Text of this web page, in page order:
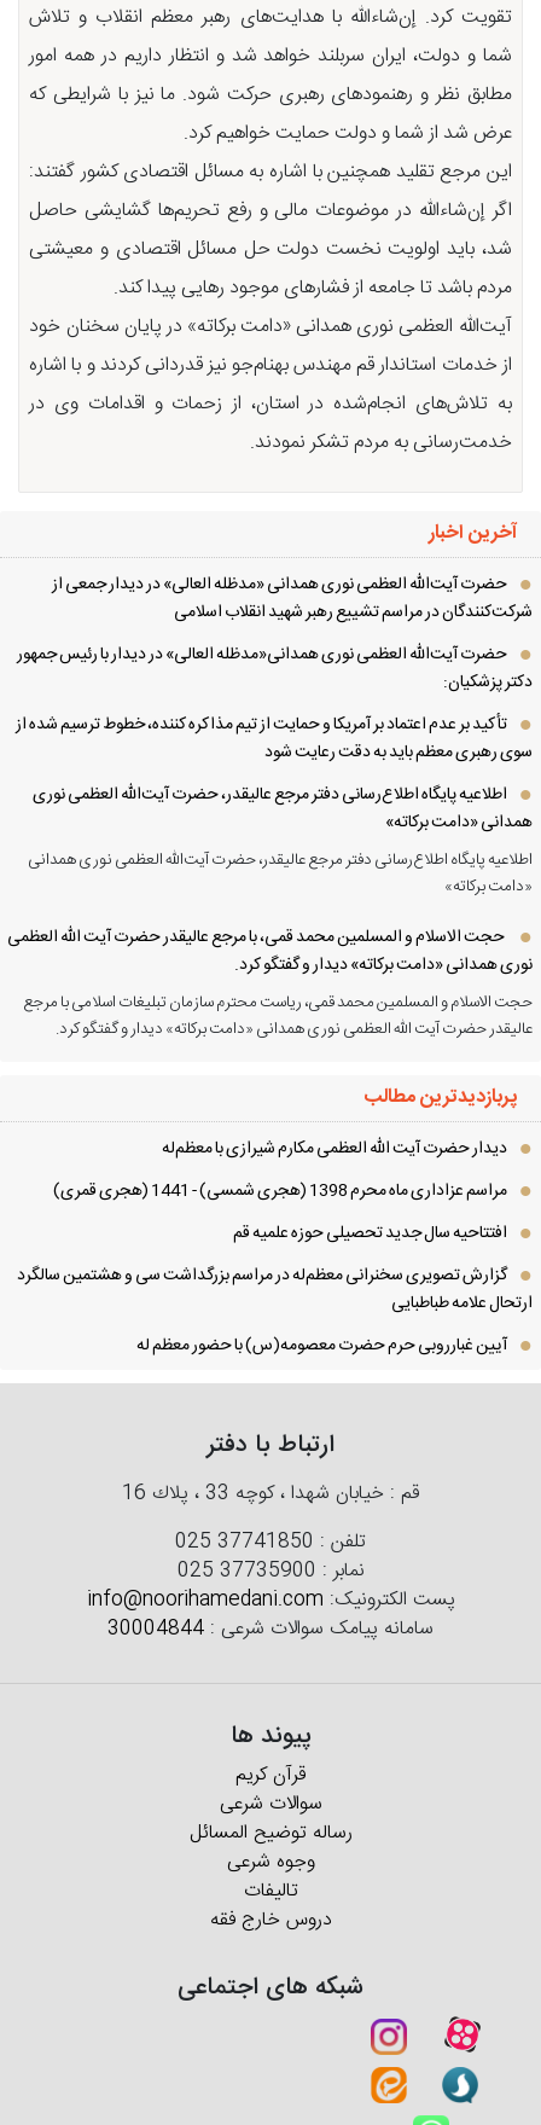
تقویت کرد. إن‌شاءالله با هدایت‌های رهبر معظم انقلاب و تلاش
شما و دولت، ایران سربلند خواهد شد و انتظار داریم در همه امور
مطابق نظر و رهنمودهای رهبری حرکت شود. ما نیز با شرایطی که
عرض شد از شما و دولت حمایت خواهیم کرد.
این مرجع تقلید همچنین با اشاره به مسائل اقتصادی کشور گفتند:
اگر إن‌شاءالله در موضوعات مالی و رفع تحریم‌ها گشایشی حاصل
شد، باید اولویت نخست دولت حل مسائل اقتصادی و معیشتی
مردم باشد تا جامعه از فشارهای موجود رهایی پیدا کند.
آیت‌الله العظمی نوری همدانی «دامت برکاته» در پایان سخنان خود
از خدمات استاندار قم مهندس بهنام‌جو نیز قدردانی کردند و با اشاره
به تلاش‌های انجام‌شده در استان، از زحمات و اقدامات وی در
خدمت‌رسانی به مردم تشکر نمودند.
آخرین اخبار
حضرت آیت‌الله العظمی نوری همدانی «مدظله العالی» در دیدار جمعی از
در مراسم تشییع رهبر شهید انقلاب اسلامی
حضرت آیت‌الله العظمی نوری همدانی«مدظله العالی» در دیدار با رئیس جمهور
پزشکیان:
تأکید بر عدم اعتماد بر آمریکا و حمایت از تیم مذاکره کننده، خطوط ترسیم شده از
رهبری معظم باید به دقت رعایت شود
اطلاعیه پایگاه اطلاع‌رسانی دفتر مرجع عالیقدر، حضرت آیت‌الله العظمی نوری
«دامت برکاته»
پایگاه اطلاع‌رسانی دفتر مرجع عالیقدر، حضرت آیت‌الله العظمی نوری همدانی
برکاته»
حجت الاسلام و المسلمین محمد قمی، با مرجع عالیقدر حضرت آیت الله العظمی
همدانی «دامت برکاته» دیدار و گفتگو کرد.
الاسلام و المسلمین محمد قمی، ریاست محترم سازمان تبلیغات اسلامی با مرجع
حضرت آیت الله العظمی نوری همدانی «دامت برکاته» دیدار و گفتگو کرد.
پربازدیدترین مطالب
دیدار حضرت آیت الله العظمی مكارم شیرازی با معظم‌له
مراسم عزاداری ماه محرم 1398 (هجری شمسی) - 1441 (هجری قمری)
افتتاحیه سال جدید تحصیلی حوزه علمیه قم
گزارش تصویری سخنرانی معظم‌له در مراسم بزرگداشت سی و هشتمین سالگرد
علامه طباطبایی
آیین غبارروبی حرم حضرت معصومه(س) با حضور معظم له
ارتباط با دفتر
قم : خیابان شهدا ، كوچه 33 ، پلاك 16
تلفن :025 37741850
نمابر :025 37735900
پست الکترونیک:info@noorihamedani.com
سامانه پیامک سوالات شرعی : 30004844
پیوند ها
قرآن کریم
سوالات شرعی
رساله توضیح المسائل
وجوه شرعی
تالیفات
دروس خارج فقه
شبکه های اجتماعی